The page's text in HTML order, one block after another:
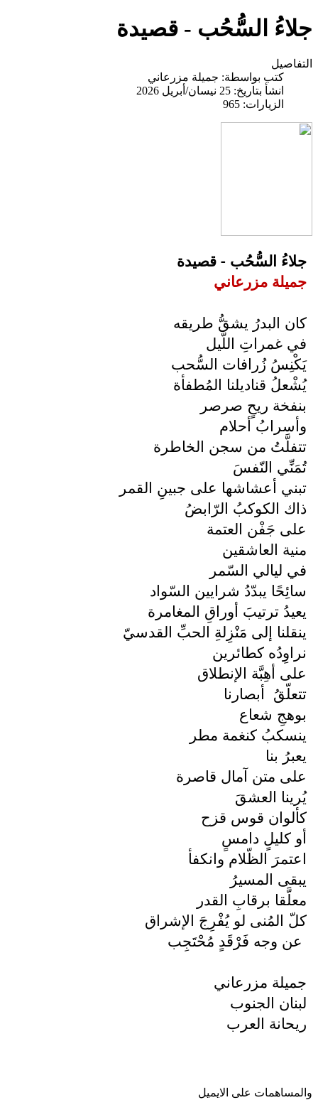
جلاءُ السُّحُب - قصيدة
التفاصيل
كتب بواسطة: جميلة مزرعاني
انشأ بتاريخ: 25 نيسان/أبريل 2026
الزيارات: 965
جلاءُ السُّحُب - قصيدة
جميلة مزرعاني
كان البدرُ يشقُّ طريقه
في غمراتِ اللّيل
يَكْنِسُ زُرافات السُّحب
يُشْعلُ قناديلنا المُطفأة
بنفخة ريحٍ صرصر
وأسرابُ أحلام
تتفلَّتُ من سجن الخاطرة
تُمَنِّي النّفسَ
تبني أعشاشها على جبينِ القمر
ذاك الكوكبُ الرّابضُ
على جَفْن العتمة
منية العاشقين
في ليالي السّمر
سائِحًا يبدّدُ شرايين السّواد
يعيدُ ترتيبَ أوراقِ المغامرة
ينقلنا إلى مَنْزِلةِ الحبِّ القدسيّ
نراوِدُه كطائرين
على أهِبَّة الإنطلاق
تتعلّقُ أبصارنا
بوهجِ شعاع
ينسكبُ كنغمة مطر
يعبرُ بنا
على متن آمال قاصرة
يُرينا العشقَ
كألوان قوس قزح
أو كليلٍ دامسٍ
اعتمرَ الظّلام وانكفأ
يبقى المسيرُ
معلَّقا برقابِ القدر
كلّ المُنى لو يُفْرِجَ الإشراق
عن وجه فَرْقَدٍ مُحْتَجِب
جميلة مزرعاني
لبنان الجنوب
ريحانة العرب
والمساهمات علی الایمیل